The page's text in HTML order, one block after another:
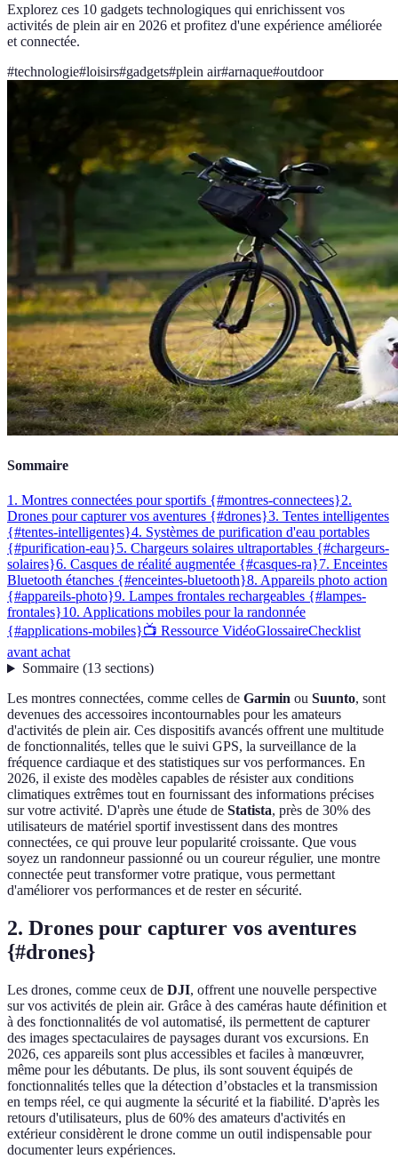
Explorez ces 10 gadgets technologiques qui enrichissent vos
activités de plein air en 2026 et profitez d'une expérience améliorée
et connectée.
#technologie#loisirs#gadgets#plein air#arnaque#outdoor
Sommaire
1. Montres connectées pour sportifs {#montres-connectees}2.
Drones pour capturer vos aventures {#drones}3. Tentes intelligentes
{#tentes-intelligentes}4. Systèmes de purification d'eau portables
{#purification-eau}5. Chargeurs solaires ultraportables {#chargeurs-
solaires}6. Casques de réalité augmentée {#casques-ra}7. Enceintes
Bluetooth étanches {#enceintes-bluetooth}8. Appareils photo action
{#appareils-photo}9. Lampes frontales rechargeables {#lampes-
frontales}10. Applications mobiles pour la randonnée
{#applications-mobiles}📺 Ressource VidéoGlossaireChecklist
avant achat
Sommaire(13 sections)
Les montres connectées, comme celles de Garmin ou Suunto, sont
devenues des accessoires incontournables pour les amateurs
d'activités de plein air. Ces dispositifs avancés offrent une multitude
de fonctionnalités, telles que le suivi GPS, la surveillance de la
fréquence cardiaque et des statistiques sur vos performances. En
2026, il existe des modèles capables de résister aux conditions
climatiques extrêmes tout en fournissant des informations précises
sur votre activité. D'après une étude de Statista, près de 30% des
utilisateurs de matériel sportif investissent dans des montres
connectées, ce qui prouve leur popularité croissante. Que vous
soyez un randonneur passionné ou un coureur régulier, une montre
connectée peut transformer votre pratique, vous permettant
d'améliorer vos performances et de rester en sécurité.
2. Drones pour capturer vos aventures
{#drones}
Les drones, comme ceux de DJI, offrent une nouvelle perspective
sur vos activités de plein air. Grâce à des caméras haute définition et
à des fonctionnalités de vol automatisé, ils permettent de capturer
des images spectaculaires de paysages durant vos excursions. En
2026, ces appareils sont plus accessibles et faciles à manœuvrer,
même pour les débutants. De plus, ils sont souvent équipés de
fonctionnalités telles que la détection d’obstacles et la transmission
en temps réel, ce qui augmente la sécurité et la fiabilité. D'après les
retours d'utilisateurs, plus de 60% des amateurs d'activités en
extérieur considèrent le drone comme un outil indispensable pour
documenter leurs expériences.